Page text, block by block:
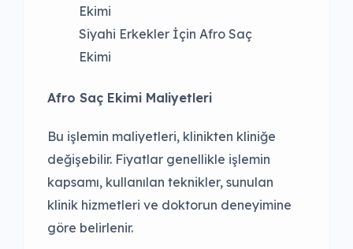
Siyahi Erkekler İçin Afro Saç
Ekimi
Afro Saç Ekimi Maliyetleri
Bu işlemin maliyetleri, klinikten kliniğe
değişebilir. Fiyatlar genellikle işlemin
kapsamı, kullanılan teknikler, sunulan
klinik hizmetleri ve doktorun deneyimine
göre belirlenir.